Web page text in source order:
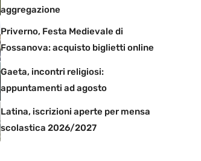
aggregazione
Priverno, Festa Medievale di
Fossanova: acquisto biglietti online
Gaeta, incontri religiosi:
appuntamenti ad agosto
Latina, iscrizioni aperte per mensa
scolastica 2026/2027